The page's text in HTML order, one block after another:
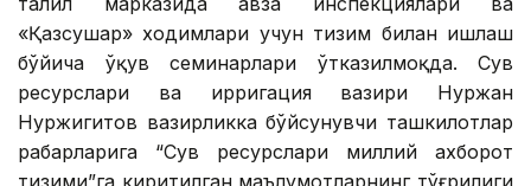
«Қазсушар» ходимлари учун тизим билан ишлаш
бўйича ўқув семинарлари ўтказилмоқда. Сув
ресурслари ва ирригация вазири Нуржан
Нуржигитов вазирликка бўйсунувчи ташкилотлар
раҳбарларига “Сув ресурслари миллий ахборот